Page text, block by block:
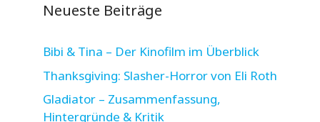
Neueste Beiträge
Bibi & Tina – Der Kinofilm im Überblick
Thanksgiving: Slasher-Horror von Eli Roth
Gladiator – Zusammenfassung,
Hintergründe & Kritik